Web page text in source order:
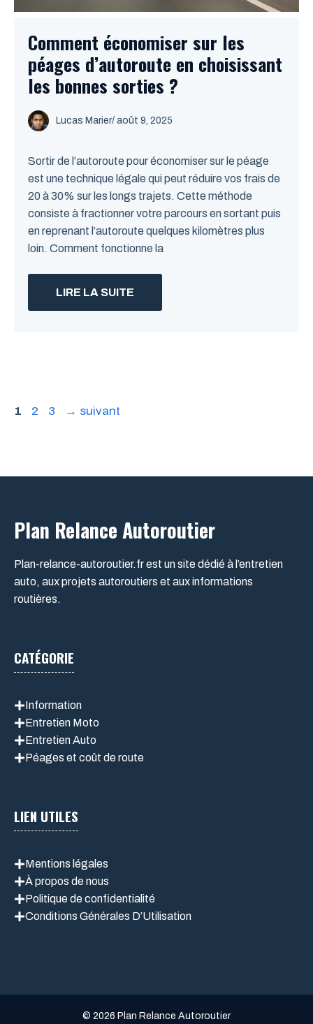
Comment économiser sur les
péages d’autoroute en choisissant
les bonnes sorties ?
Lucas Marier/ août 9, 2025
Sortir de l’autoroute pour économiser sur le péage
est une technique légale qui peut réduire vos frais de
20 à 30% sur les longs trajets. Cette méthode
consiste à fractionner votre parcours en sortant puis
en reprenant l’autoroute quelques kilomètres plus
loin. Comment fonctionne la
LIRE LA SUITE
Page
1 Page
2 Page
3 → suivant
Plan Relance Autoroutier
Plan-relance-autoroutier.fr est un site dédié à l’entretien
auto, aux projets autoroutiers et aux informations
routières.
CATÉGORIE
Information
Entretien Moto
Entretien Auto
Péages et coût de route
LIEN UTILES
Mentions légales
À propos de nous
Politique de confidentialité
Conditions Générales D’Utilisation
© 2026 Plan Relance Autoroutier